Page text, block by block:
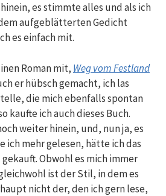
es stimmte alles und als ich
aufgeblätterten Gedicht
es einfach mit.
Roman mit, Weg vom Festland
er hübsch gemacht, ich las
die mich ebenfalls spontan
kaufte ich auch dieses Buch.
weiter hinein, und, nun ja, es
ich mehr gelesen, hätte ich das
Obwohl es mich immer
ist der Stil, in dem es
nicht der, den ich gern lese,